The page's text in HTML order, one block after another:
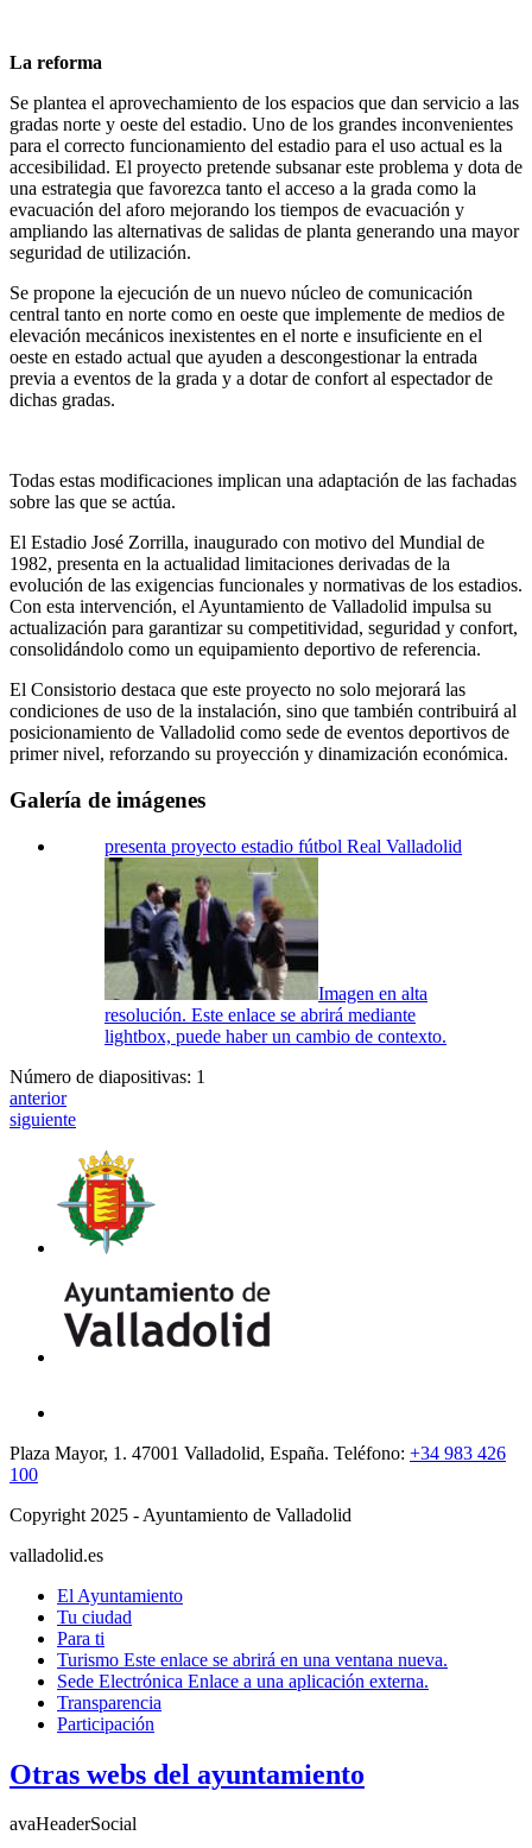
La reforma
Se plantea el aprovechamiento de los espacios que dan servicio a las
gradas norte y oeste del estadio. Uno de los grandes inconvenientes
para el correcto funcionamiento del estadio para el uso actual es la
accesibilidad. El proyecto pretende subsanar este problema y dota de
una estrategia que favorezca tanto el acceso a la grada como la
evacuación del aforo mejorando los tiempos de evacuación y
ampliando las alternativas de salidas de planta generando una mayor
seguridad de utilización.
Se propone la ejecución de un nuevo núcleo de comunicación
central tanto en norte como en oeste que implemente de medios de
elevación mecánicos inexistentes en el norte e insuficiente en el
oeste en estado actual que ayuden a descongestionar la entrada
previa a eventos de la grada y a dotar de confort al espectador de
dichas gradas.
Todas estas modificaciones implican una adaptación de las fachadas
sobre las que se actúa.
El Estadio José Zorrilla, inaugurado con motivo del Mundial de
1982, presenta en la actualidad limitaciones derivadas de la
evolución de las exigencias funcionales y normativas de los estadios.
Con esta intervención, el Ayuntamiento de Valladolid impulsa su
actualización para garantizar su competitividad, seguridad y confort,
consolidándolo como un equipamiento deportivo de referencia.
El Consistorio destaca que este proyecto no solo mejorará las
condiciones de uso de la instalación, sino que también contribuirá al
posicionamiento de Valladolid como sede de eventos deportivos de
primer nivel, reforzando su proyección y dinamización económica.
Galería de imágenes
presenta proyecto estadio fútbol Real Valladolid
Imagen en alta
resolución. Este enlace se abrirá mediante
lightbox, puede haber un cambio de contexto.
Número de diapositivas: 1
anterior
siguiente
Plaza Mayor, 1. 47001 Valladolid, España. Teléfono: +34 983 426
100
Copyright 2025 - Ayuntamiento de Valladolid
valladolid.es
El Ayuntamiento
Tu ciudad
Para ti
Turismo Este enlace se abrirá en una ventana nueva.
Sede Electrónica Enlace a una aplicación externa.
Transparencia
Participación
Otras webs del ayuntamiento
avaHeaderSocial